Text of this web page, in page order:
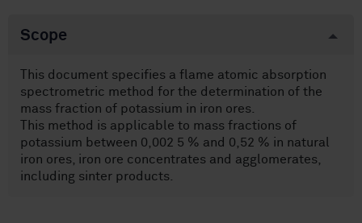
Scope
This document specifies a flame atomic absorption
spectrometric method for the determination of the
mass fraction of potassium in iron ores.
This method is applicable to mass fractions of
potassium between 0,002 5 % and 0,52 % in natural
iron ores, iron ore concentrates and agglomerates,
including sinter products.